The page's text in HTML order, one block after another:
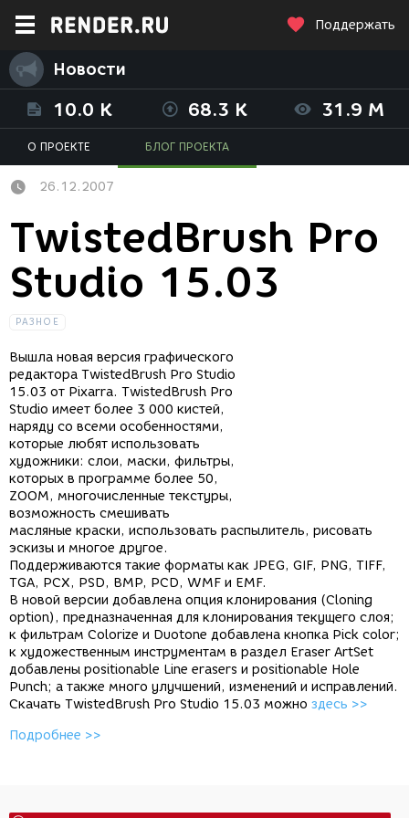
Поддержать
Новости
10.0 K 68.3 K 31.9 M
О ПРОЕКТЕ БЛОГ ПРОЕКТА
26.12.2007
TwistedBrush Pro
Studio 15.03
РАЗНОЕ
Вышла новая версия графического
редактора TwistedBrush Pro Studio
15.03 от Pixarra. TwistedBrush Pro
Studio имеет более 3 000 кистей,
наряду со всеми особенностями,
которые любят использовать
художники: слои, маски, фильтры,
которых в программе более 50,
ZOOM, многочисленные текстуры,
возможность смешивать
масляные краски, использовать распылитель, рисовать
эскизы и многое другое.
Поддерживаются такие форматы как JPEG, GIF, PNG, TIFF,
TGA, PCX, PSD, BMP, PCD, WMF и EMF.
В новой версии добавлена опция клонирования (Cloning
option), предназначенная для клонирования текущего слоя;
к фильтрам Colorize и Duotone добавлена кнопка Pick color;
к художественным инструментам в раздел Eraser ArtSet
добавлены positionable Line erasers и positionable Hole
Punch; а также много улучшений, изменений и исправлений.
Скачать TwistedBrush Pro Studio 15.03 можно здесь >>
Подробнее >>